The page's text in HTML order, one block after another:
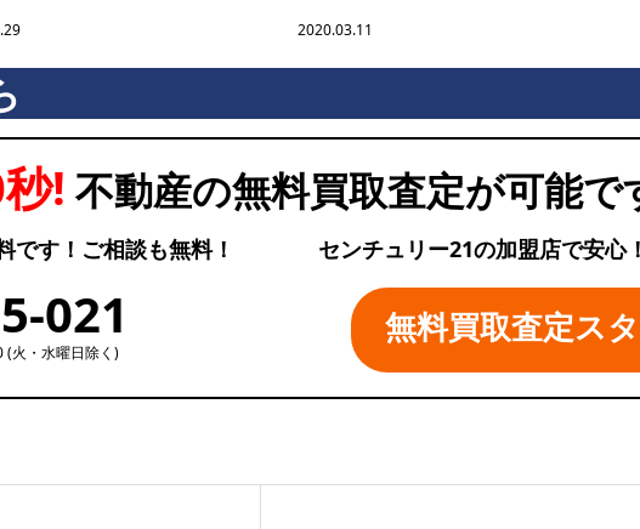
2020.03.11
! 不動産の無料買取査定が可能で
です！ご相談も無料！ センチュリー21の加盟店で安心
021
(火・水曜日除く)
無料買取査定ス